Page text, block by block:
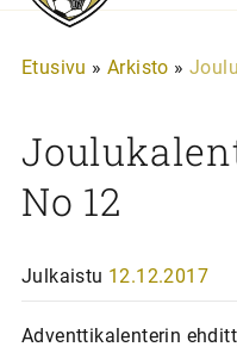
Etusivu » Arkisto »
No 12
Julkaistu 12.12.2017
Adventtikalenterin